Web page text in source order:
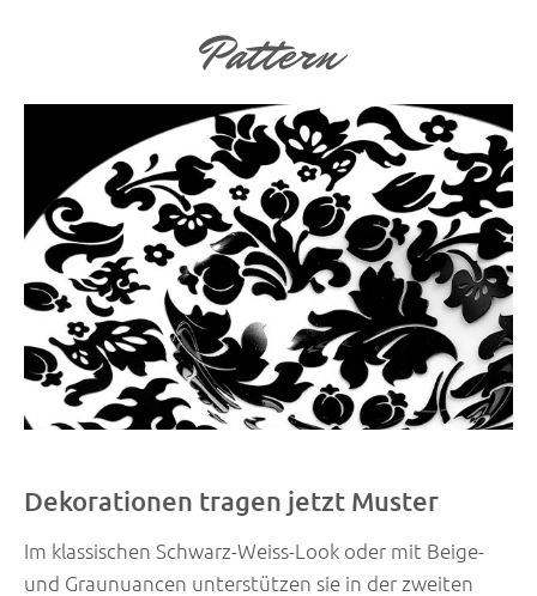
Pattern
Dekorationen tragen jetzt Muster
Im klassischen Schwarz-Weiss-Look oder mit Beige-
und Graunuancen unterstützen sie in der zweiten